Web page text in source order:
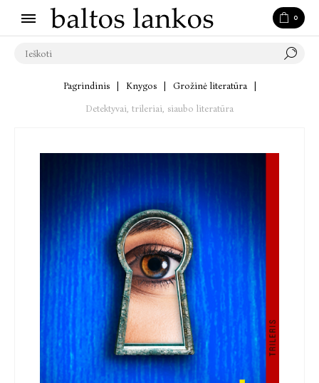
0
Pagrindinis Knygos Grožinė literatūra
Detektyvai, trileriai, siaubo literatūra